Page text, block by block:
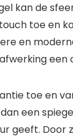
kan de
toe en
en
een
toe en
een
geeft. Door